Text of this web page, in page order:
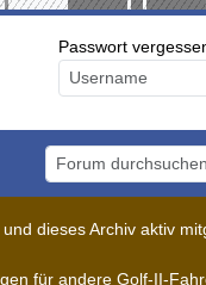
Passwort
Forum durchsuchen
dieses Archiv aktiv
für andere Golf-II-